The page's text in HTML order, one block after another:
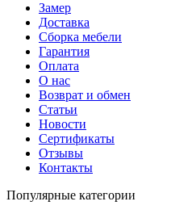
Замер
Доставка
Сборка мебели
Гарантия
Оплата
О нас
Возврат и обмен
Статьи
Новости
Сертификаты
Отзывы
Контакты
Популярные категории